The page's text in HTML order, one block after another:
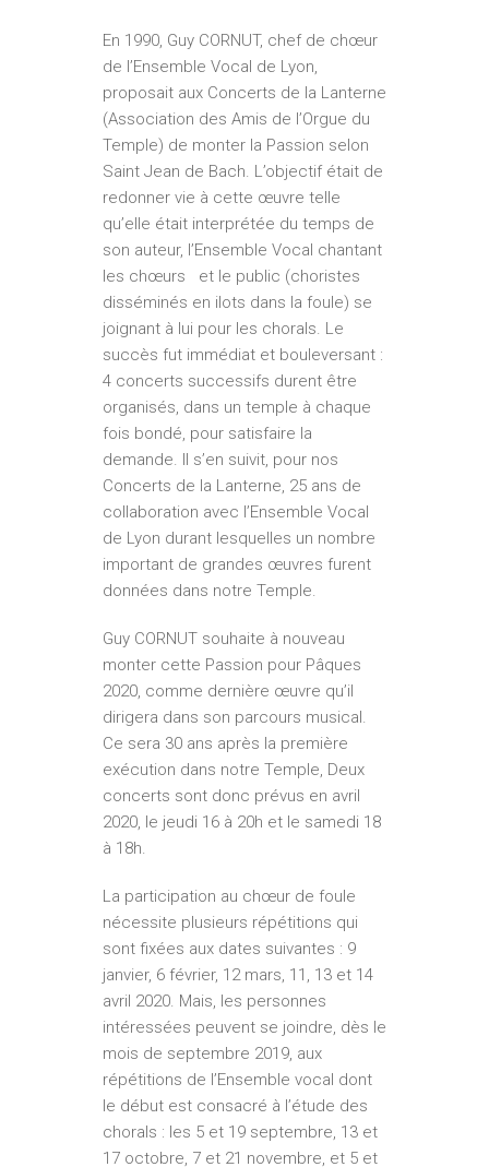
En 1990, Guy CORNUT, chef de chœur
de l’Ensemble Vocal de Lyon,
proposait aux Concerts de la Lanterne
(Association des Amis de l’Orgue du
Temple) de monter la Passion selon
Saint Jean de Bach. L’objectif était de
redonner vie à cette œuvre telle
qu’elle était interprétée du temps de
son auteur, l’Ensemble Vocal chantant
les chœurs et le public (choristes
disséminés en ilots dans la foule) se
joignant à lui pour les chorals. Le
succès fut immédiat et bouleversant :
4 concerts successifs durent être
organisés, dans un temple à chaque
fois bondé, pour satisfaire la
demande. Il s’en suivit, pour nos
Concerts de la Lanterne, 25 ans de
collaboration avec l’Ensemble Vocal
de Lyon durant lesquelles un nombre
important de grandes œuvres furent
données dans notre Temple.
Guy CORNUT souhaite à nouveau
monter cette Passion pour Pâques
2020, comme dernière œuvre qu’il
dirigera dans son parcours musical.
Ce sera 30 ans après la première
exécution dans notre Temple, Deux
concerts sont donc prévus en avril
2020, le jeudi 16 à 20h et le samedi 18
à 18h.
La participation au chœur de foule
nécessite plusieurs répétitions qui
sont fixées aux dates suivantes : 9
janvier, 6 février, 12 mars, 11, 13 et 14
avril 2020. Mais, les personnes
intéressées peuvent se joindre, dès le
mois de septembre 2019, aux
répétitions de l’Ensemble vocal dont
le début est consacré à l’étude des
chorals : les 5 et 19 septembre, 13 et
17 octobre, 7 et 21 novembre, et 5 et